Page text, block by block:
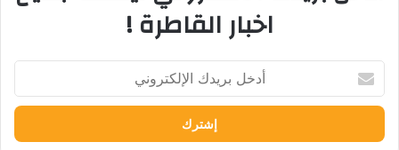
اخبار القاطرة !
بريدك
الإلكتروني